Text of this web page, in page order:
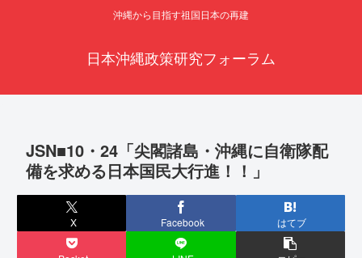
沖縄から目指す祖国日本の再建
日本沖縄政策研究フォーラム
JSN■10・24「尖閣諸島・沖縄に自衛隊配
備を求める日本国民大行進！！」
X Facebook はてブ